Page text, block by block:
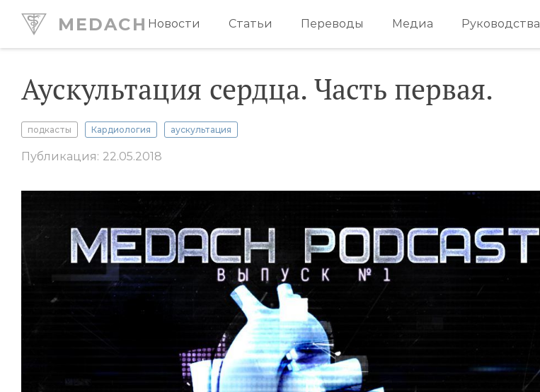
MEDACH Новости Статьи Переводы Медиа Руководства
Аускультация сердца. Часть первая.
подкасты Кардиология аускультация
Публикация: 22.05.2018